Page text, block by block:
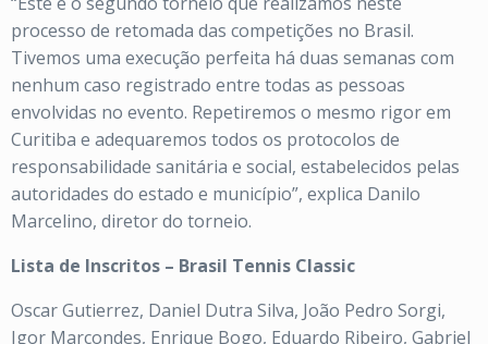
processo de retomada das competições no Brasil.
Tivemos uma execução perfeita há duas semanas com
nenhum caso registrado entre todas as pessoas
envolvidas no evento. Repetiremos o mesmo rigor em
Curitiba e adequaremos todos os protocolos de
responsabilidade sanitária e social, estabelecidos pelas
autoridades do estado e município”, explica Danilo
Marcelino, diretor do torneio.
Lista de Inscritos – Brasil Tennis Classic
Oscar Gutierrez, Daniel Dutra Silva, João Pedro Sorgi,
Igor Marcondes, Enrique Bogo, Eduardo Ribeiro, Gabriel